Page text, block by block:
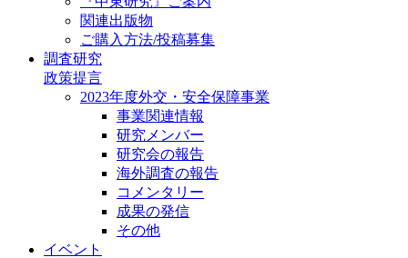
関連出版物
ご購入方法/投稿募集
調査研究
政策提言
2023年度外交・安全保障事業
事業関連情報
研究メンバー
研究会の報告
海外調査の報告
コメンタリー
成果の発信
その他
イベント